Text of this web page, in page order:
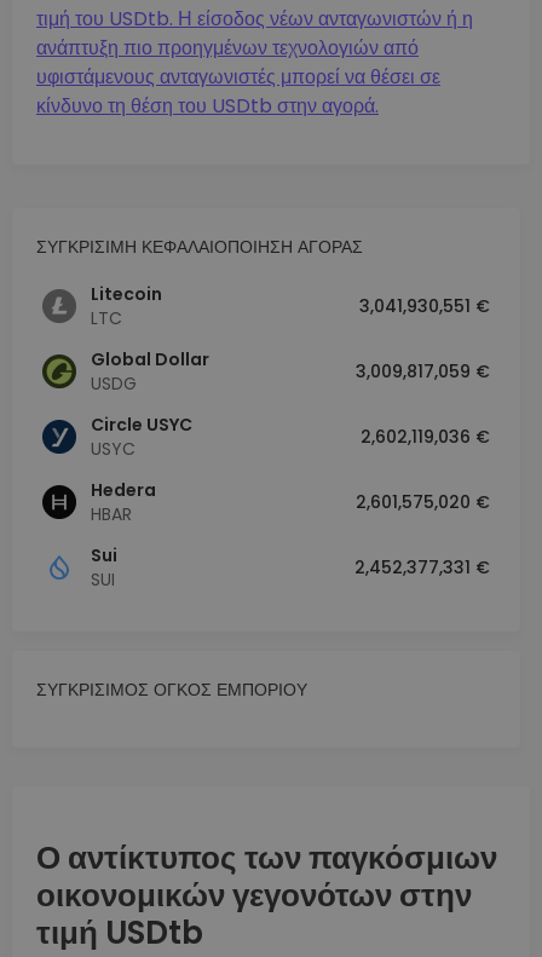
τιμή του USDtb. Η είσοδος νέων ανταγωνιστών ή η
ανάπτυξη πιο προηγμένων τεχνολογιών από
υφιστάμενους ανταγωνιστές μπορεί να θέσει σε
κίνδυνο τη θέση του USDtb στην αγορά.
ΣΥΓΚΡΙΣΙΜΗ ΚΕΦΑΛΑΙΟΠΟΙΗΣΗ ΑΓΟΡΑΣ
Litecoin
LTC
3,041,930,551 €
Global Dollar
USDG
3,009,817,059 €
Circle USYC
USYC
2,602,119,036 €
Hedera
HBAR
2,601,575,020 €
Sui
SUI
2,452,377,331 €
ΣΥΓΚΡΙΣΙΜΟΣ ΟΓΚΟΣ ΕΜΠΟΡΙΟΥ
Ο αντίκτυπος των παγκόσμιων
οικονομικών γεγονότων στην
τιμή USDtb